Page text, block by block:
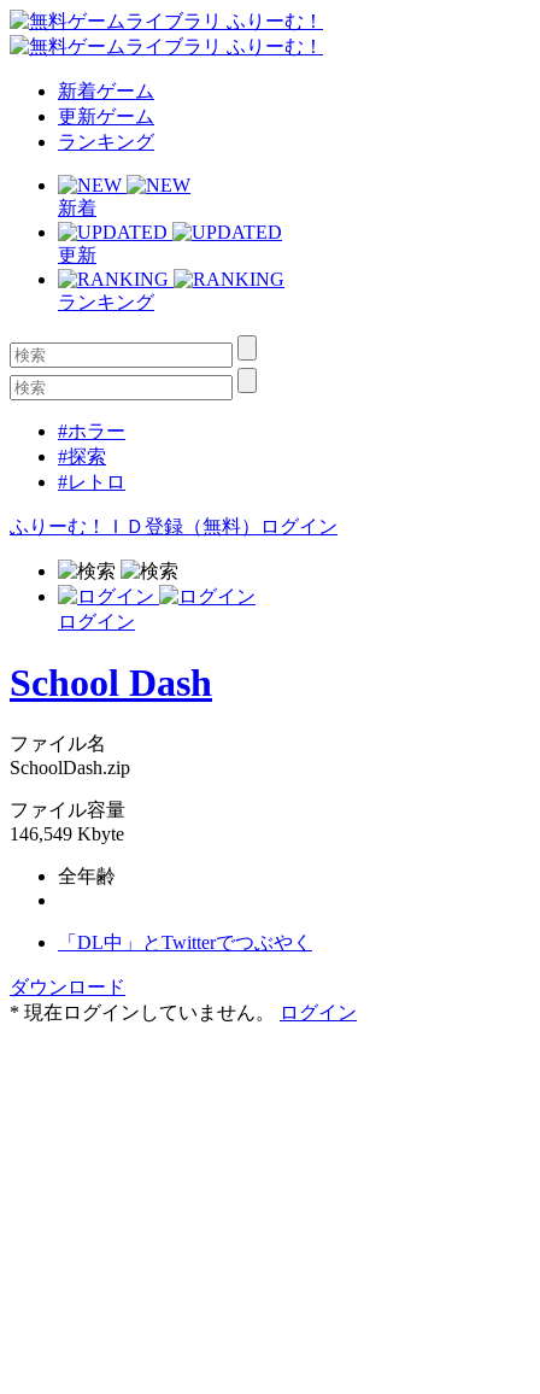
新着ゲーム
更新ゲーム
ランキング
新着
更新
ランキング
#ホラー
#探索
#レトロ
ふりーむ！ＩＤ登録（無料） ログイン
ログイン
School Dash
ファイル名
SchoolDash.zip
ファイル容量
146,549 Kbyte
全年齢
「DL中」とTwitterでつぶやく
ダウンロード
* 現在ログインしていません。
ログイン